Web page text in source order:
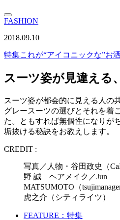
FASHION
2018.09.10
特集これが“アイコニックな”お
スーツ姿が見違える
スーツ姿が都会的に見える人の
グレースーツの選びとそれを着
た。ともすれば無個性になりが
垢抜ける秘訣をお教えします。
CREDIT :
写真／人物・谷田政史（
野 誠 ヘアメイク／Jun
MATSUMOTO（
虎之介（シティライツ）
FEATURE：特集